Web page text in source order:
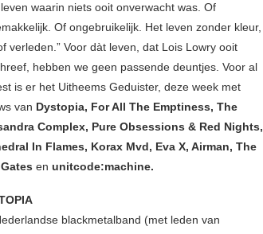
leven waarin niets ooit onverwacht was. Of
Of ongebruikelijk. Het leven zonder kleur,
verleden.” Voor dàt leven, dat Lois Lowry ooit
hebben we geen passende deuntjes. Voor al
is er het Uitheems Geduister, deze week met
van Dystopia, For All The Emptiness, The
Complex, Pure Obsessions & Red Nights,
In Flames, Korax Mvd, Eva X, Airman, The
en unitcode:machine.
blackmetalband (met leden van